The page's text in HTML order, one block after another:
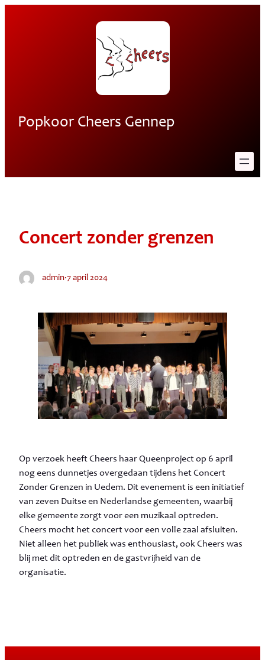
Popkoor Cheers Gennep
Concert zonder grenzen
admin·7 april 2024
Op verzoek heeft Cheers haar Queenproject op 6 april
nog eens dunnetjes overgedaan tijdens het Concert
Zonder Grenzen in Uedem. Dit evenement is een initiatief
van zeven Duitse en Nederlandse gemeenten, waarbij
elke gemeente zorgt voor een muzikaal optreden.
Cheers mocht het concert voor een volle zaal afsluiten.
Niet alleen het publiek was enthousiast, ook Cheers was
blij met dit optreden en de gastvrijheid van de
organisatie.